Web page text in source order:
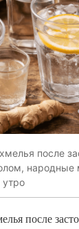
после
утро
после